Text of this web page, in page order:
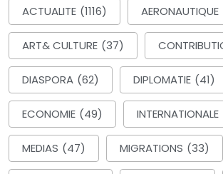
ACTUALITE (1116) AERONAUTIQUE
ART& CULTURE (37)
DIASPORA (62) DIPLOMATIE (41)
ECONOMIE (49) INTERNATIONALE
MEDIAS (47) MIGRATIONS (33)